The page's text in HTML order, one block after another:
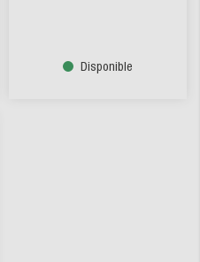
Disponible